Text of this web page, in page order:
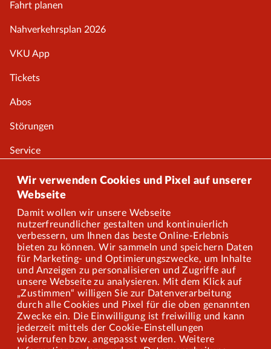
Wir verwenden Cookies und Pixel auf unserer
Webseite
Damit wollen wir unsere Webseite
nutzerfreundlicher gestalten und kontinuierlich
verbessern, um Ihnen das beste Online-Erlebnis
bieten zu können. Wir sammeln und speichern Daten
für Marketing- und Optimierungszwecke, um Inhalte
und Anzeigen zu personalisieren und Zugriffe auf
unsere Webseite zu analysieren. Mit dem Klick auf
„Zustimmen“ willigen Sie zur Datenverarbeitung
durch alle Cookies und Pixel für die oben genannten
Zwecke ein. Die Einwilligung ist freiwillig und kann
jederzeit mittels der Cookie-Einstellungen
widerrufen bzw. angepasst werden. Weitere
Fahrt planen
Nahverkehrsplan 2026
VKU App
Tickets
Abos
Störungen
Service
Onlineshop
Über uns
Karriere
Presse
Mitarbeiterportal
Barrierefreiheit